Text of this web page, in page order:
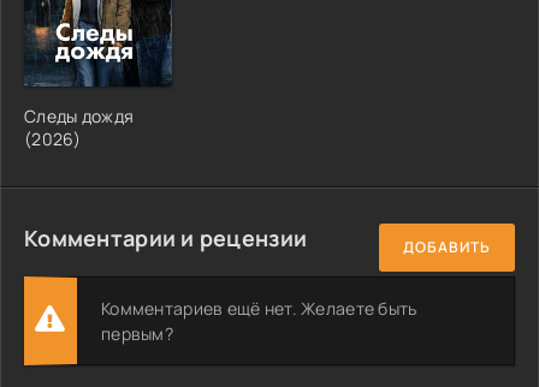
Следы дождя
(2026)
Комментарии и рецензии ДОБАВИТЬ
Комментариев ещё нет. Желаете быть
первым?